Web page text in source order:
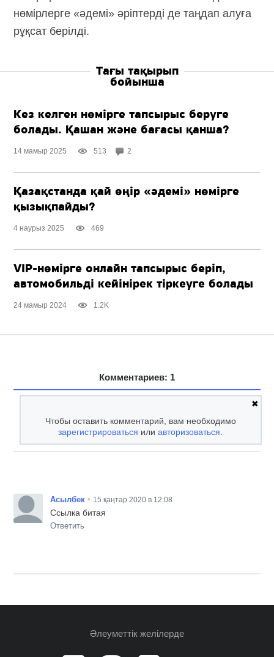
нөмірлерге «әдемі» әріптерді де таңдап алуға
рұқсат берілді.
Тағы тақырып
бойынша
Кез келген нөмірге тапсырыс беруге
болады. Қашан және бағасы қанша?
14 мамыр 2025 513 2
Қазақстанда қай өңір «әдемі» нөмірге
қызықпайды?
4 наурыз 2025 469
VIP-нөмірге онлайн тапсырыс беріп,
автомобильді кейінірек тіркеуге болады
24 мамыр 2024 1.2K
Комментариев: 1
✖
Чтобы оставить комментарий, вам необходимо
зарегистрироваться илиавторизоваться.
Асылбек • 15 қаңтар 2020 в 12:08
Ссылка битая
Ответить
Әлеуметтік желілерде